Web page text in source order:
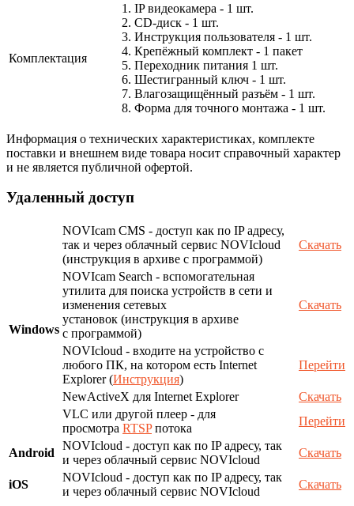
Комплектация
1. IP видеокамера - 1 шт.
2. СD-диск - 1 шт.
3. Инструкция пользователя - 1 шт.
4. Крепёжный комплект - 1 пакет
5. Переходник питания 1 шт.
6. Шестигранный ключ - 1 шт.
7. Влагозащищённый разъём - 1 шт.
8. Форма для точного монтажа - 1 шт.
Информация о технических характеристиках, комплекте
поставки и внешнем виде товара носит справочный характер
и не является публичной офертой.
Удаленный доступ
Windows
NOVIcam CMS - доступ как по IP адресу,
так и через облачный сервис NOVIcloud
(инструкция в архиве с программой)
Скачать
NOVIcam Search - вспомогательная
утилита для поиска устройств в сети и
изменения сетевых
установок (инструкция в архиве
с программой)
Скачать
NOVIcloud - входите на устройство с
любого ПК, на котором есть Internet
Explorer (Инструкция)
Перейти
NewActiveX для Internet Explorer
Скачать
VLC или другой плеер - для
просмотра RTSPпотока
Перейти
Android
NOVIcloud - доступ как по IP адресу, так
и через облачный сервис NOVIcloud
Скачать
iOS
NOVIcloud - доступ как по IP адресу, так
и через облачный сервис NOVIcloud
Скачать